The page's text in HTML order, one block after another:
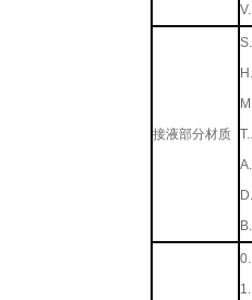
接液部分材质